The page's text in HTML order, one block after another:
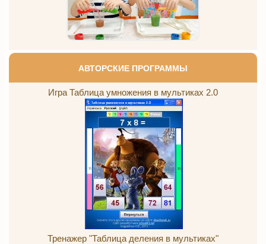
АВТОРСКИЕ ПРОГРАММЫ
Игра Таблица умножения в мультиках 2.0
Тренажер "Таблица деления в мультиках"